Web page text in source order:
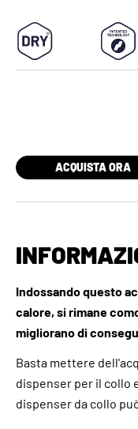
ACQUISTA ORA
Indossando questo
calore, si rimane
migliorano di
Basta mettere
dispenser per il collo
dispenser da collo